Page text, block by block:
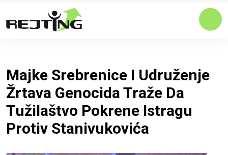
Majke Srebrenice I Udruženje
Žrtava Genocida Traže Da
Tužilaštvo Pokrene Istragu
Protiv Stanivukovića